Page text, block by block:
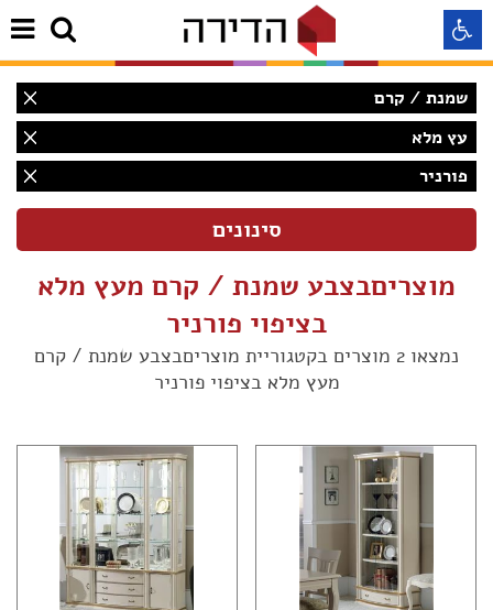
שמנת / קרם
עץ מלא
פורניר
(2)
(2)
(2)
מוצריםבצבע שמנת / קרם מעץ מלא
בציפוי פורניר
נמצאו 2 מוצרים בקטגוריית מוצריםבצבע שמנת / קרם
מעץ מלא בציפוי פורניר
התאמה לקורא מסך
התאמה לעיוורי צבעים
התאמה לכבדי ראיה
הדגשת קישורים
Aא Aא Aא
הצהרת נגישות